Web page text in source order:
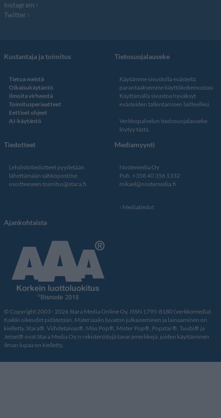
Instagram
Twitter
Kustantaja ja toimitus
Tietoa meistä
Oikaisukäytäntö
Ilmoita virheestä
Toimitusperiaatteet
Eettiset ohjeet
AI-käytäntö
Tietosuojalauseke
Käytämme sivustolla evästeitä
parantaaksemme käyttökokemustasi.
Käyttämällä sivustoa hyväksyt
evästeiden tallentamisen laitteellesi.
Verkkopalvelun tiedosuojalauseke
löytyy tästä.
Tiedotteet
Lehdistötiedotteet pyydetään
lähettämään sähköpostitse
osoitteeseen toimitus@stara.fi
Mediamyynti
Nostemedia Oy
Puh. +358 40 356 1332
mikael@nostemedia.fi
Mediatiedot
Ajankohtaista
© Copyright 2003 - 2026 Stara Media Online Oy. ISSN 1795-8180 (verkkomedia).
Kaikki oikeudet pidätetään. Materiaalin luvaton julkaiseminen ja lainaaminen on
kielletty. Stara®, Viihdetaivas®, Miss Pop®, Mister Pop®, Popstar®, Tuubi® ja
Jetset® ovat Stara Media Oy:n rekisteröityjä tavaramerkkejä, joiden käyttäminen
ilman lupaa on kielletty.